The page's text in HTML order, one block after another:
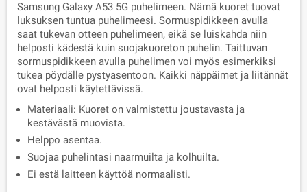
Samsung Galaxy A53 5G puhelimeen. Nämä kuoret tuovat
luksuksen tuntua puhelimeesi. Sormuspidikkeen avulla
saat tukevan otteen puhelimeen, eikä se luiskahda niin
helposti kädestä kuin suojakuoreton puhelin. Taittuvan
sormuspidikkeen avulla puhelimen voi myös esimerkiksi
tukea pöydälle pystyasentoon. Kaikki näppäimet ja liitännät
ovat helposti käytettävissä.
Materiaali: Kuoret on valmistettu joustavasta ja
kestävästä muovista.
Helppo asentaa.
Suojaa puhelintasi naarmuilta ja kolhuilta.
Ei estä laitteen käyttöä normaalisti.